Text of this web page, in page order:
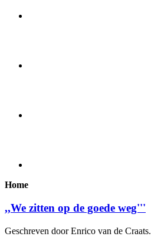
Home
,,We zitten op de goede weg'''
Geschreven door Enrico van de Craats.